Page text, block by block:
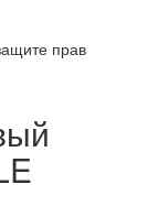
прав